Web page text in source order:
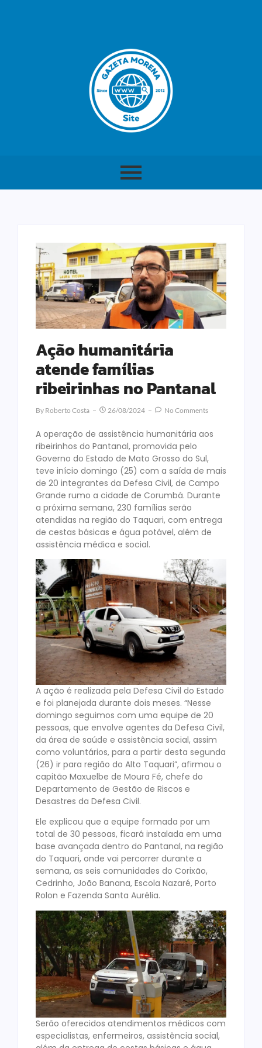
Ação humanitária
atende famílias
ribeirinhas no Pantanal
By Roberto Costa 26/08/2024 No Comments
A operação de assistência humanitária aos
ribeirinhos do Pantanal, promovida pelo
Governo do Estado de Mato Grosso do Sul,
teve início domingo (25) com a saída de mais
de 20 integrantes da Defesa Civil, de Campo
Grande rumo a cidade de Corumbá. Durante
a próxima semana, 230 famílias serão
atendidas na região do Taquari, com entrega
de cestas básicas e água potável, além de
assistência médica e social.
A ação é realizada pela Defesa Civil do Estado
e foi planejada durante dois meses. “Nesse
domingo seguimos com uma equipe de 20
pessoas, que envolve agentes da Defesa Civil,
da área de saúde e assistência social, assim
como voluntários, para a partir desta segunda
(26) ir para região do Alto Taquari”, afirmou o
capitão Maxuelbe de Moura Fé, chefe do
Departamento de Gestão de Riscos e
Desastres da Defesa Civil.
Ele explicou que a equipe formada por um
total de 30 pessoas, ficará instalada em uma
base avançada dentro do Pantanal, na região
do Taquari, onde vai percorrer durante a
semana, as seis comunidades do Corixão,
Cedrinho, João Banana, Escola Nazaré, Porto
Rolon e Fazenda Santa Aurélia.
Serão oferecidos atendimentos médicos com
especialistas, enfermeiros, assistência social,